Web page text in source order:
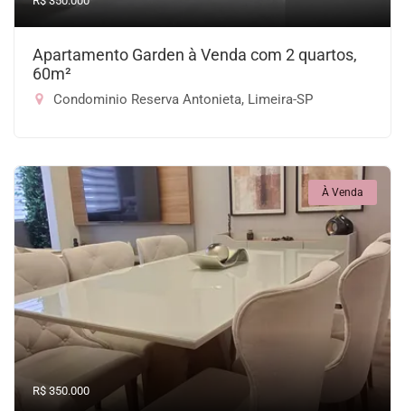
Apartamento Garden à Venda com 2 quartos,
60m²
Condominio Reserva Antonieta, Limeira-SP
À Venda
R$ 350.000